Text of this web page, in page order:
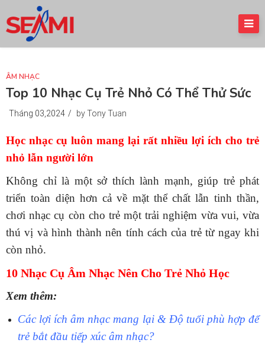
ÂM NHẠC
Top 10 Nhạc Cụ Trẻ Nhỏ Có Thể Thử Sức
Tháng 03,2024 / by Tony Tuan
Học nhạc cụ luôn mang lại rất nhiều lợi ích cho trẻ
nhỏ lẫn người lớn
Không chỉ là một sở thích lành mạnh, giúp trẻ phát
triển toàn diện hơn cả về mặt thể chất lẫn tinh thần,
chơi nhạc cụ còn cho trẻ một trải nghiệm vừa vui, vừa
thú vị và hình thành nên tính cách của trẻ từ ngay khi
còn nhỏ.
10 Nhạc Cụ Âm Nhạc Nên Cho Trẻ Nhỏ Học
Xem thêm:
Các lợi ích âm nhạc mang lại & Độ tuổi phù hợp để
trẻ bắt đầu tiếp xúc âm nhạc?